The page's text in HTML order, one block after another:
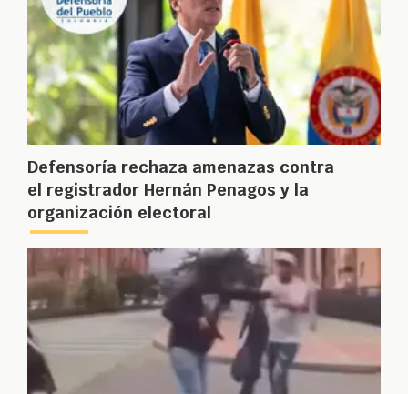
Defensoría rechaza amenazas contra
el registrador Hernán Penagos y la
organización electoral